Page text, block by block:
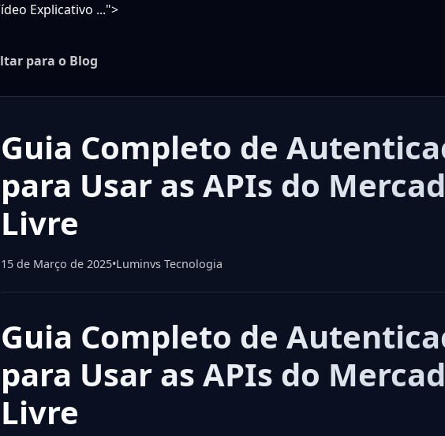
Explicativo ...">
para o Blog
Guia Completo de
para Usar as APIs do
Livre
15 de Março de 2025•Luminvs Tecnologia
Guia Completo de
para Usar as APIs do
Livre